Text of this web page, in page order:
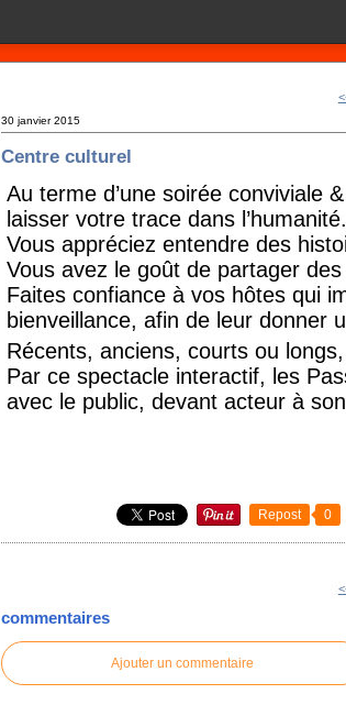
30 janvier 2015
Centre culturel
Au terme d’une soirée conviviale
laisser votre trace dans l’humanité.
Vous appréciez entendre des
Vous avez le goût de partager
Faites confiance à vos hôtes qui
bienveillance, afin de leur donner
Récents, anciens, courts ou
Par ce spectacle interactif, les
avec le public, devant acteur à
Repost 0
commentaires
Ajouter un commentaire